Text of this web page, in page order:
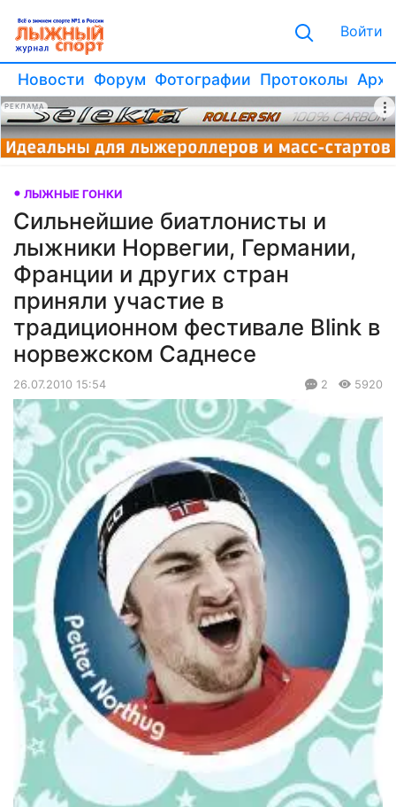
Войти
Новости Форум Фотографии Протоколы
РЕКЛАМА
ЛЫЖНЫЕ ГОНКИ
Сильнейшие биатлонисты и
лыжники Норвегии, Германии,
Франции и других стран
приняли участие в
традиционном фестивале Blink в
норвежском Саднесе
26.07.2010 15:54 2 5920